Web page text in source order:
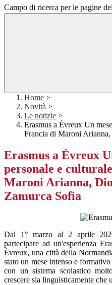
Campo di ricerca per le pagine
Home >
Novità >
Le notizie >
Erasmus a Évreux Un
Francia di Maroni
Erasmus a Évreux
personale e
Maroni Arianna,
Zamurca Sofia
Dal 1° marzo al 2 aprile
partecipare ad un'esperienza
Évreux, una città della
stato un mese intenso e
con un sistema scolastico
crescere sia linguisticamente che